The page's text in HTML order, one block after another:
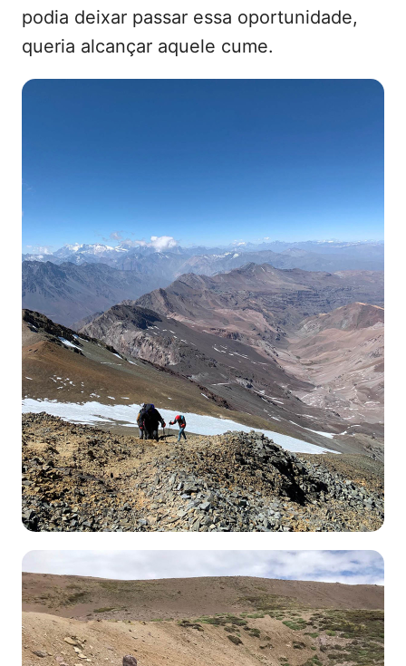
podia deixar passar essa oportunidade,
queria alcançar aquele cume.